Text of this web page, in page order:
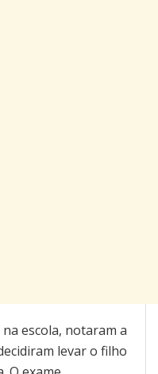
escola, notaram a
levar o filho